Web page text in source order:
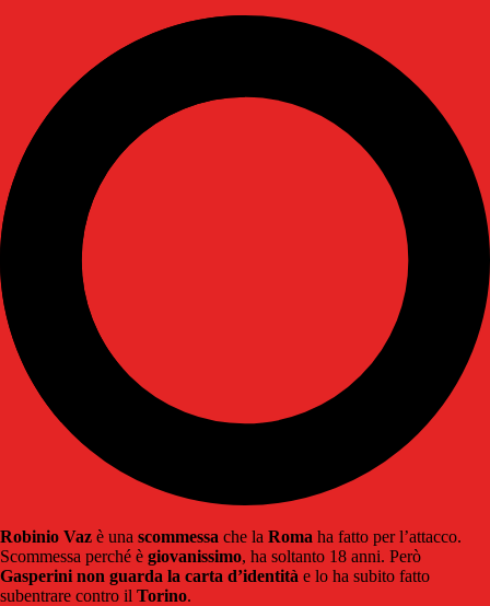
Robinio Vaz è una scommessa che la Roma ha fatto per l’attacco.
Scommessa perché è giovanissimo, ha soltanto 18 anni. Però
Gasperini non guarda la carta d’identità e lo ha subito fatto
subentrare contro il Torino.